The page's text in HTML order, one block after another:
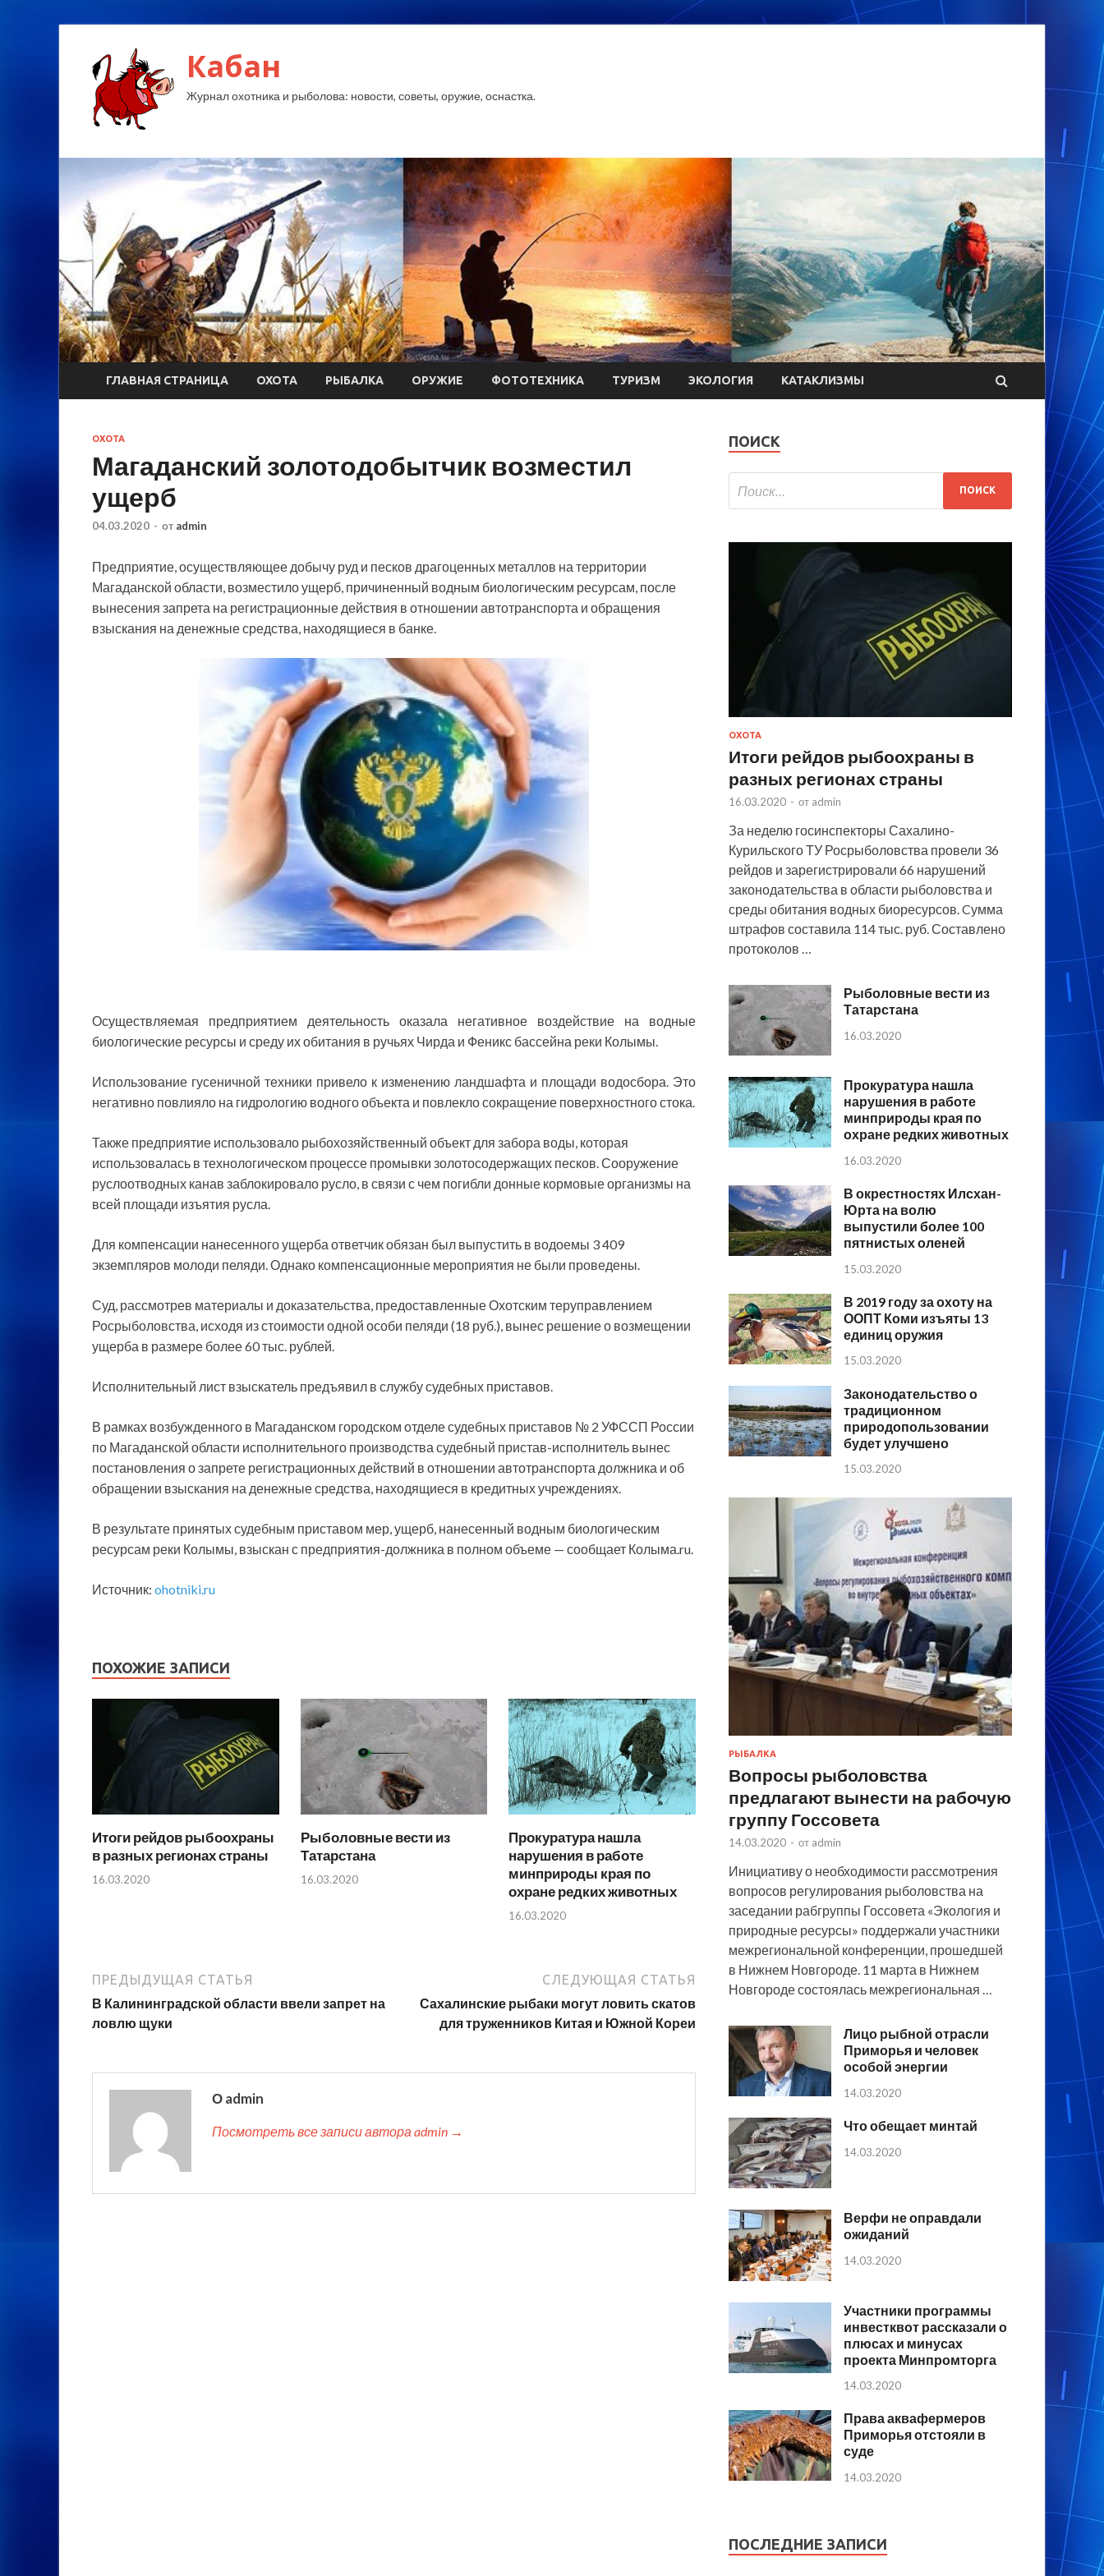
Кабан
Журнал охотника и рыболова: новости, советы, оружие, оснастка.
ГЛАВНАЯ СТРАНИЦА ОХОТА РЫБАЛКА ОРУЖИЕ ФОТОТЕХНИКА ТУРИЗМ ЭКОЛОГИЯ КАТАКЛИЗМЫ
ОХОТА
Магаданский золотодобытчик возместил
ущерб
04.03.2020 - от admin
Предприятие, осуществляющее добычу руд и песков драгоценных металлов на территории
Магаданской области, возместило ущерб, причиненный водным биологическим ресурсам, после
вынесения запрета на регистрационные действия в отношении автотранспорта и обращения
взыскания на денежные средства, находящиеся в банке.
Осуществляемая предприятием деятельность оказала негативное воздействие на водные
биологические ресурсы и среду их обитания в ручьях Чирда и Феникс бассейна реки Колымы.
Использование гусеничной техники привело к изменению ландшафта и площади водосбора. Это
негативно повлияло на гидрологию водного объекта и повлекло сокращение поверхностного стока.
Также предприятие использовало рыбохозяйственный объект для забора воды, которая
использовалась в технологическом процессе промывки золотосодержащих песков. Сооружение
руслоотводных канав заблокировало русло, в связи с чем погибли донные кормовые организмы на
всей площади изъятия русла.
Для компенсации нанесенного ущерба ответчик обязан был выпустить в водоемы 3 409
экземпляров молоди пеляди. Однако компенсационные мероприятия не были проведены.
Суд, рассмотрев материалы и доказательства, предоставленные Охотским теруправлением
Росрыболовства, исходя из стоимости одной особи пеляди (18 руб.), вынес решение о возмещении
ущерба в размере более 60 тыс. рублей.
Исполнительный лист взыскатель предъявил в службу судебных приставов.
В рамках возбужденного в Магаданском городском отделе судебных приставов № 2 УФССП России
по Магаданской области исполнительного производства судебный пристав-исполнитель вынес
постановления о запрете регистрационных действий в отношении автотранспорта должника и об
обращении взыскания на денежные средства, находящиеся в кредитных учреждениях.
В результате принятых судебным приставом мер, ущерб, нанесенный водным биологическим
ресурсам реки Колымы, взыскан с предприятия-должника в полном объеме — сообщает Колыма.ru.
Источник: ohotniki.ru
ПОХОЖИЕ ЗАПИСИ
Итоги рейдов рыбоохраны
в разных регионах страны
16.03.2020
Рыболовные вести из
Татарстана
16.03.2020
Прокуратура нашла
нарушения в работе
минприроды края по
охране редких животных
16.03.2020
ПРЕДЫДУЩАЯ СТАТЬЯ
В Калининградской области ввели запрет на
ловлю щуки
СЛЕДУЮЩАЯ СТАТЬЯ
Сахалинские рыбаки могут ловить скатов
для труженников Китая и Южной Кореи
О admin
Посмотреть все записи автора admin →
ПОИСК
ОХОТА
Итоги рейдов рыбоохраны в
разных регионах страны
16.03.2020 - от admin
За неделю госинспекторы Сахалино-
Курильского ТУ Росрыболовства провели 36
рейдов и зарегистрировали 66 нарушений
законодательства в области рыболовства и
среды обитания водных биоресурсов. Cумма
штрафов составила 114 тыс. руб. Составлено
протоколов …
Рыболовные вести из
Татарстана
16.03.2020
Прокуратура нашла
нарушения в работе
минприроды края по
охране редких животных
16.03.2020
В окрестностях Илсхан-
Юрта на волю
выпустили более 100
пятнистых оленей
15.03.2020
В 2019 году за охоту на
ООПТ Коми изъяты 13
единиц оружия
15.03.2020
Законодательство о
традиционном
природопользовании
будет улучшено
15.03.2020
РЫБАЛКА
Вопросы рыболовства
предлагают вынести на рабочую
группу Госсовета
14.03.2020 - от admin
Инициативу о необходимости рассмотрения
вопросов регулирования рыболовства на
заседании рабгруппы Госсовета «Экология и
природные ресурсы» поддержали участники
межрегиональной конференции, прошедшей
в Нижнем Новгороде. 11 марта в Нижнем
Новгороде состоялась межрегиональная …
Лицо рыбной отрасли
Приморья и человек
особой энергии
14.03.2020
Что обещает минтай
14.03.2020
Верфи не оправдали
ожиданий
14.03.2020
Участники программы
инвестквот рассказали о
плюсах и минусах
проекта Минпромторга
14.03.2020
Права аквафермеров
Приморья отстояли в
суде
14.03.2020
ПОСЛЕДНИЕ ЗАПИСИ